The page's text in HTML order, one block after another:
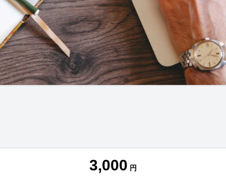
3,000 円